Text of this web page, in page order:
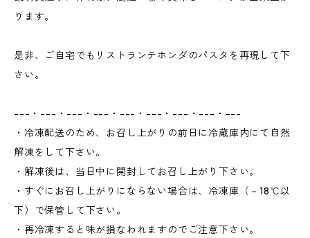
ります。
是非、ご自宅でもリストランテホンダのパスタを再現して下
さい。
---・---・---・---・---・---・---・---・---
・冷凍配送のため、お召し上がりの前日に冷蔵庫内にて自然
解凍をして下さい。
・解凍後は、当日中に開封してお召し上がり下さい。
・すぐにお召し上がりにならない場合は、冷凍庫（－18℃以
下）で保管して下さい。
・再冷凍すると味が損なわれますのでご注意下さい。